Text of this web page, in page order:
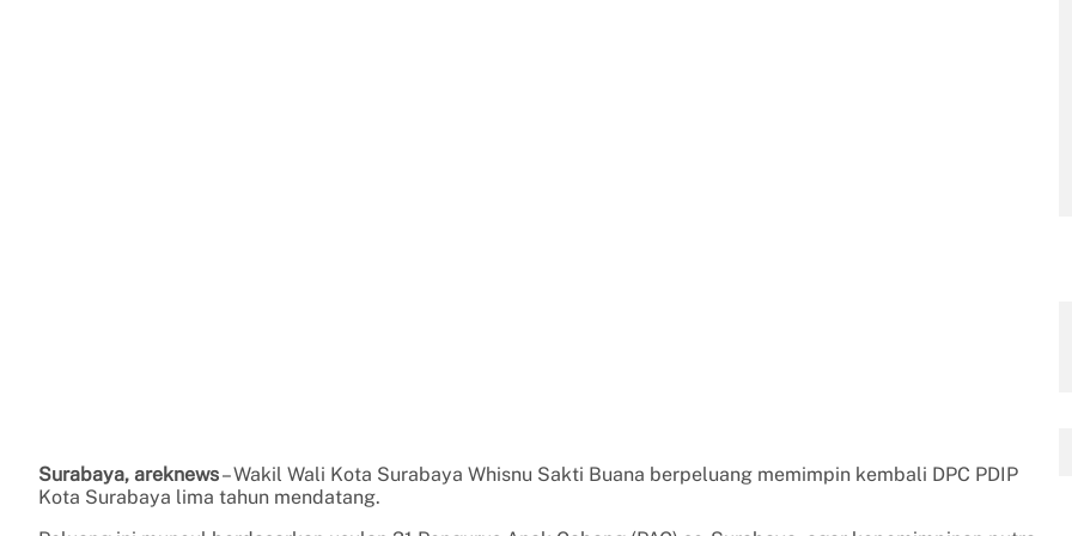
Surabaya, areknews– Wakil Wali Kota Surabaya Whisnu Sakti Buana berpeluang memimpin kembali DPC PDIP
Kota Surabaya lima tahun mendatang.